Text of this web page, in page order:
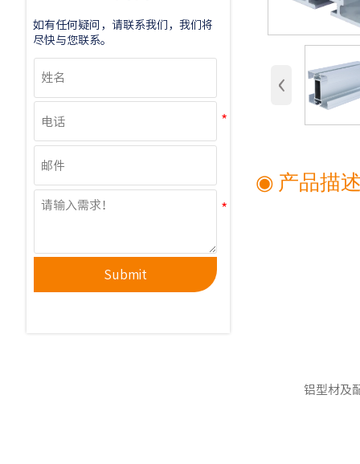
如有任何疑问，请联系我们，我们将
尽快与您联系。
Submit
‹
◉ 产品描
铝型材及